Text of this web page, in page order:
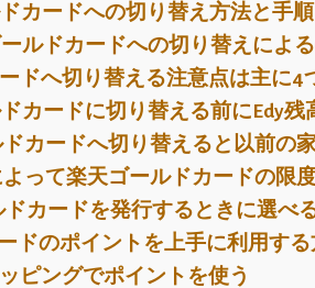
カードへの切り替え方法と手順
ルドカードへの切り替えによ
ドへ切り替える注意点は主に4
カードに切り替える前にEdy残
カードへ切り替えると以前の
って楽天ゴールドカードの限
カードを発行するときに選べ
ドのポイントを上手に利用する
ピングでポイントを使う